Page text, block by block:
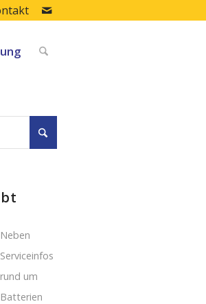
Neben
Serviceinfos
rund um
Batterien